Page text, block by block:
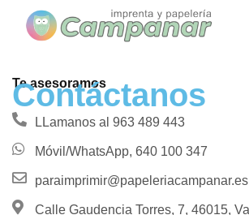
Te asesoramos
Contáctanos
LLamanos al 963 489 443
Móvil/WhatsApp, 640 100 347
paraimprimir@papeleriacampanar.es
Calle Gaudencia Torres, 7, 46015,